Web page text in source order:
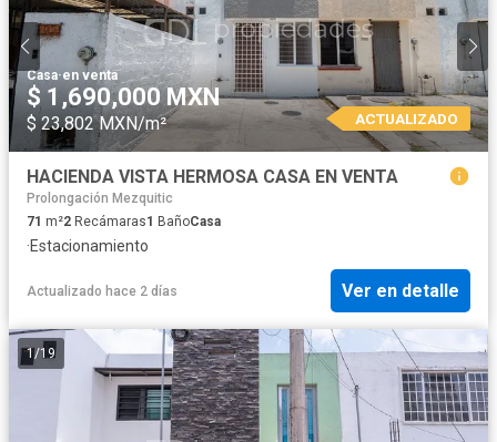
Casa·en venta
$ 1,690,000 MXN
$ 23,802 MXN/m² ACTUALIZADO
HACIENDA VISTA HERMOSA CASA EN VENTA
Prolongación Mezquitic
71 m²2 Recámaras1 BañoCasa
·Estacionamiento
Actualizado hace 2 días Ver en detalle
1/19